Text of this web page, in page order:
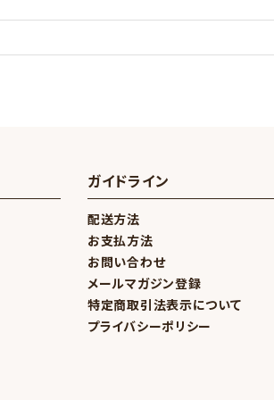
ガイドライン
配送方法
お支払方法
お問い合わせ
メールマガジン登録
特定商取引法表示について
プライバシーポリシー